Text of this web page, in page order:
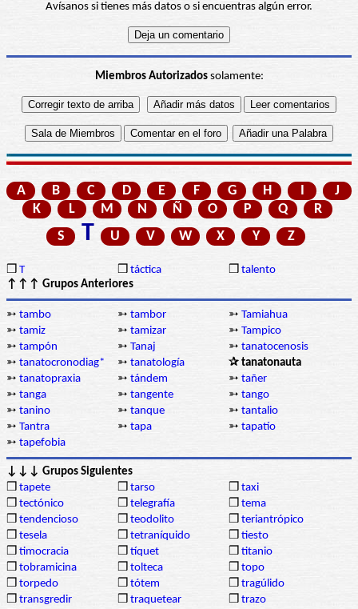
Avísanos si tienes más datos o si encuentras algún error.
Miembros Autorizadossolamente:
A B C D E F G H I
J
K
L M N Ñ O P Q
R
S
T U V W X Y Z
❒ T ❒ táctica ❒ talento
↑↑↑ Grupos Anteriores
➳ tambo ➳ tambor ➳ Tamiahua
➳ tamiz ➳ tamizar ➳ Tampico
➳ tampón ➳ Tanaj ➳ tanatocenosis
➳ tanatocronodiag* ➳ tanatología
✰ tanatonauta
➳ tanatopraxia ➳ tándem ➳ tañer
➳ tanga ➳ tangente ➳ tango
➳ tanino ➳ tanque ➳ tantalio
➳ Tantra ➳ tapa ➳ tapatío
➳ tapefobia
↓↓↓ Grupos Siguientes
❒ tapete ❒ tarso ❒ taxi
❒ tectónico ❒ telegrafía ❒ tema
❒ tendencioso ❒ teodolito ❒ teriantrópico
❒ tesela ❒ tetraníquido ❒ tiesto
❒ timocracia ❒ tíquet ❒ titanio
❒ tobramicina ❒ tolteca ❒ topo
❒ torpedo ❒ tótem ❒ tragúlido
❒ transgredir ❒ traquetear ❒ trazo